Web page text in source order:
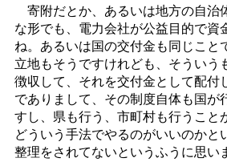
寄附だとか、あるいは地方の自治
な形でも、電力会社が公益目的で資
ね。あるいは国の交付金も同じこと
立地もそうですけれども、そういう
徴収して、それを交付金として配付
でありまして、その制度自体も国が
すし、県も行う、市町村も行うこと
どういう手法でやるのがいいのかと
整理をされてないというふうに思い